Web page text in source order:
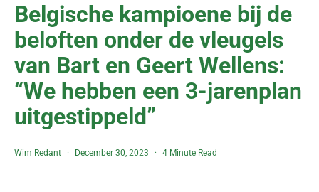
Belgische kampioene bij de
beloften onder de vleugels
van Bart en Geert Wellens:
“We hebben een 3-jarenplan
uitgestippeld”
Wim Redant December 30, 2023 4 Minute Read